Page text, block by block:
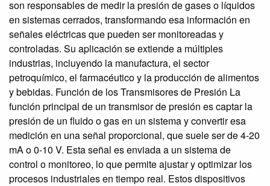
son responsables de medir la presión de gases o líquidos
en sistemas cerrados, transformando esa información en
señales eléctricas que pueden ser monitoreadas y
controladas. Su aplicación se extiende a múltiples
industrias, incluyendo la manufactura, el sector
petroquímico, el farmacéutico y la producción de alimentos
y bebidas. Función de los Transmisores de Presión La
función principal de un transmisor de presión es captar la
presión de un fluido o gas en un sistema y convertir esa
medición en una señal proporcional, que suele ser de 4-20
mA o 0-10 V. Esta señal es enviada a un sistema de
control o monitoreo, lo que permite ajustar y optimizar los
procesos industriales en tiempo real. Estos dispositivos